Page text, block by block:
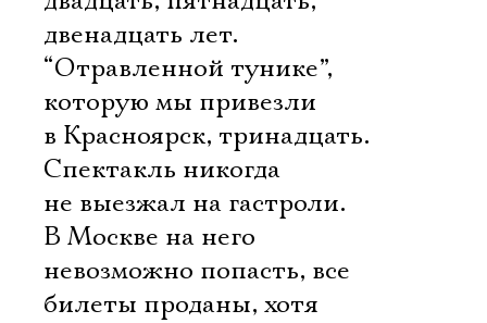
двенадцать лет.
“Отравленной тунике”,
которую мы привезли
в Красноярск, тринадцать.
Спектакль никогда
не выезжал на гастроли.
В Москве на него
невозможно попасть, все
билеты проданы, хотя